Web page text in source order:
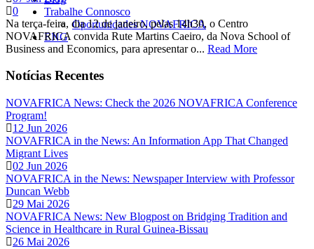
Trabalhe Connosco
Oportunidades NOVAFRICA
ENG
0
Na terça-feira, dia 12 de janeiro, pelas 14h30, o Centro
NOVAFRICA convida Rute Martins Caeiro, da Nova School of
Business and Economics, para apresentar o... Read More
Notícias Recentes
NOVAFRICA News: Check the 2026 NOVAFRICA Conference
Program!
12 Jun 2026
NOVAFRICA in the News: An Information App That Changed
Migrant Lives
02 Jun 2026
NOVAFRICA in the News: Newspaper Interview with Professor
Duncan Webb
29 Mai 2026
NOVAFRICA News: New Blogpost on Bridging Tradition and
Science in Healthcare in Rural Guinea-Bissau
26 Mai 2026